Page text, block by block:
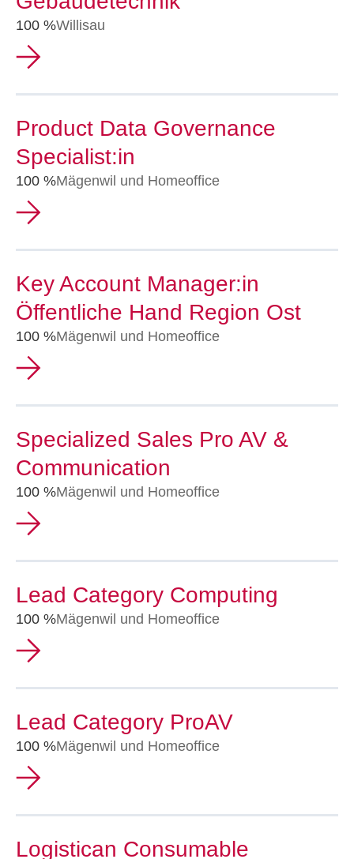
100 %Willisau
Product Data Governance
Specialist:in
100 %Mägenwil und Homeoffice
Key Account Manager:in
Öffentliche Hand Region Ost
100 %Mägenwil und Homeoffice
Specialized Sales Pro AV &
Communication
100 %Mägenwil und Homeoffice
Lead Category Computing
100 %Mägenwil und Homeoffice
Lead Category ProAV
100 %Mägenwil und Homeoffice
Logistican Consumable